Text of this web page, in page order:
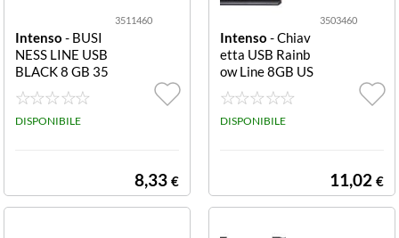
3511460
Intenso - BUSI
NESS LINE USB
BLACK 8 GB 35
11460 BUSINE
SS LINE USB BL
ACK 8 GB
DISPONIBILE
8,33 €
3503460
Intenso - Chiav
etta USB Rainb
ow Line 8GB US
B 2.0 3503460
DISPONIBILE
11,02 €